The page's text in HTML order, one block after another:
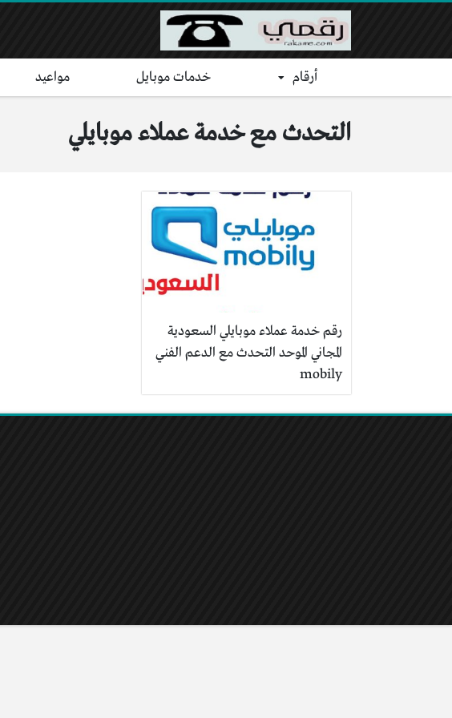
أرقام خدمات موبايل مواعيد
التحدث مع خدمة عملاء موبايلي
رقم خدمة عملاء موبايلي السعودية
المجاني الموحد التحدث مع الدعم الفني
mobily